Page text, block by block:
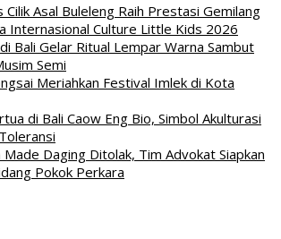
Cilik Asal Buleleng Raih Prestasi Gemilang
Internasional Culture Little Kids 2026
Bali Gelar Ritual Lempar Warna Sambut
Semi
Meriahkan Festival Imlek di Kota
di Bali Caow Eng Bio, Simbol Akulturasi
Daging Ditolak, Tim Advokat Siapkan
Pokok Perkara